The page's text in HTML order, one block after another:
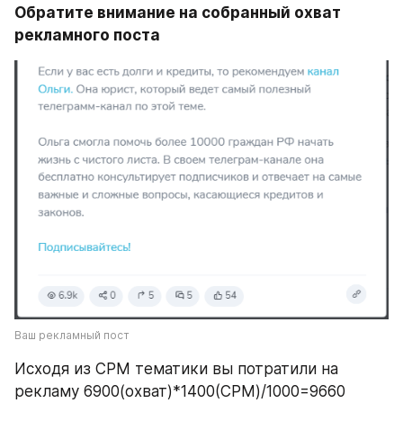
Обратите внимание на собранный охват
рекламного поста
Ваш рекламный пост
Исходя из CPM тематики вы потратили на
рекламу 6900(охват)*1400(CPM)/1000=9660